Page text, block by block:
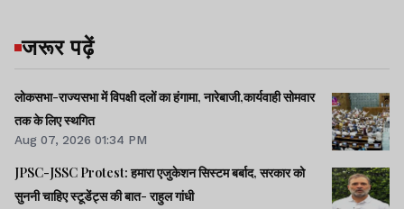
जरूर पढ़ें
लोकसभा-राज्यसभा में विपक्षी दलों का हंगामा, नारेबाजी,कार्यवाही सोमवार
तक के लिए स्थगित
Aug 07, 2026 01:34 PM
JPSC-JSSC Protest: हमारा एजुकेशन सिस्टम बर्बाद, सरकार को
सुननी चाहिए स्टूडेंट्स की बात- राहुल गांधी